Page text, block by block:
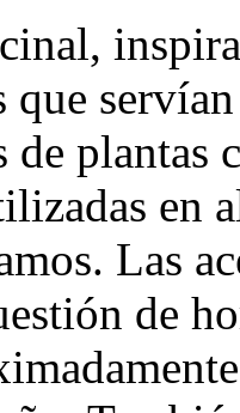
que
de plantas
en
Las
de